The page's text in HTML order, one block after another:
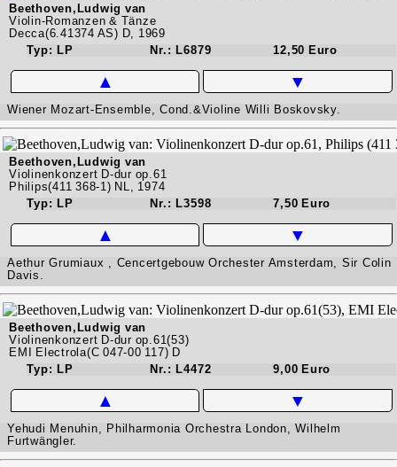
Beethoven,Ludwig van
Violin-Romanzen & Tänze
Decca(6.41374 AS) D, 1969
Typ: LP
Nr.: L6879 12,50 Euro
▲ ▼
Wiener Mozart-Ensemble, Cond.&Violine Willi Boskovsky.
Beethoven,Ludwig van
Violinenkonzert D-dur op.61
Philips(411 368-1) NL, 1974
Typ: LP
Nr.: L3598 7,50 Euro
▲ ▼
Aethur Grumiaux , Cencertgebouw Orchester Amsterdam, Sir Colin
Davis.
Beethoven,Ludwig van
Violinenkonzert D-dur op.61(53)
EMI Electrola(C 047-00 117) D
Typ: LP
Nr.: L4472 9,00 Euro
▲ ▼
Yehudi Menuhin, Philharmonia Orchestra London, Wilhelm
Furtwängler.